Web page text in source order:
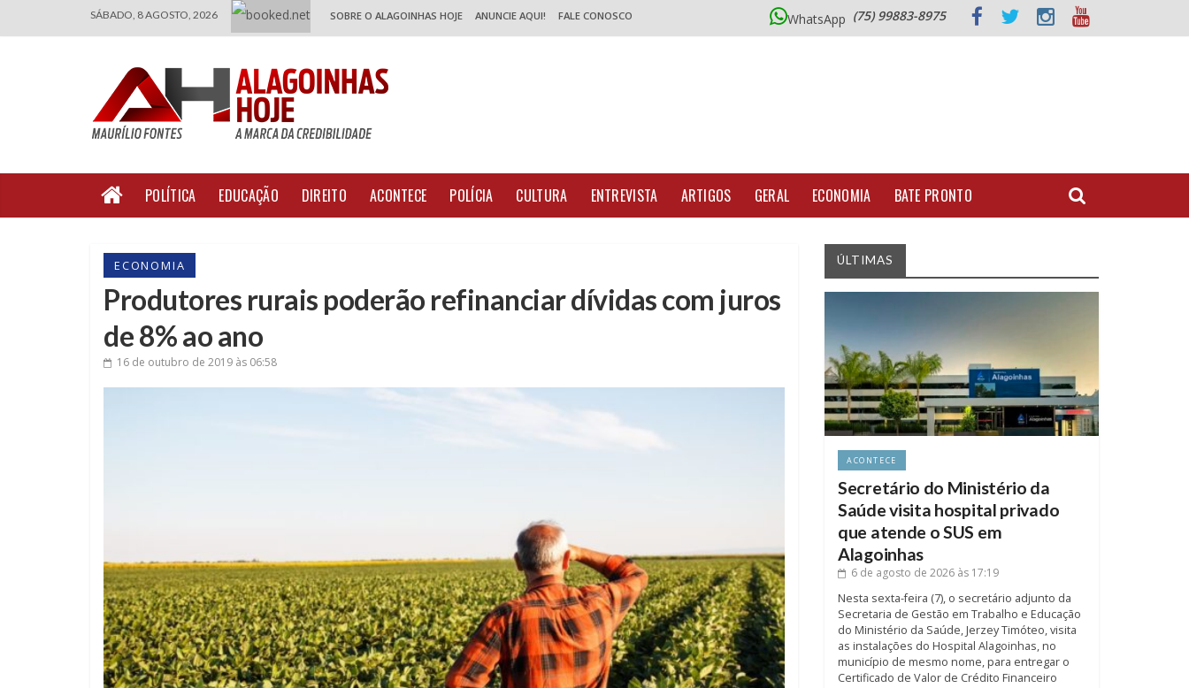
SÁBADO, 8 AGOSTO, 2026 SOBRE O ALAGOINHAS HOJE ANUNCIE AQUI! FALE CONOSCO WhatsApp (75) 99883-8975
POLÍTICA EDUCAÇÃO DIREITO ACONTECE POLÍCIA CULTURA ENTREVISTA ARTIGOS GERAL ECONOMIA BATE PRONTO
ECONOMIA
Produtores rurais poderão refinanciar dívidas com juros
de 8% ao ano
16 de outubro de 2019 às 06:58
ÚLTIMAS
ACONTECE
Secretário do Ministério da
Saúde visita hospital privado
que atende o SUS em
Alagoinhas
6 de agosto de 2026 às 17:19
Nesta sexta-feira (7), o secretário adjunto da
Secretaria de Gestão em Trabalho e Educação
do Ministério da Saúde, Jerzey Timóteo, visita
as instalações do Hospital Alagoinhas, no
município de mesmo nome, para entregar o
Certificado de Valor de Crédito Financeiro